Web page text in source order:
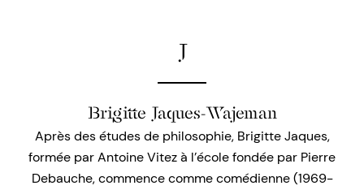
J
Brigitte Jaques-Wajeman
Après des études de philosophie, Brigitte Jaques,
formée par Antoine Vitez à l’école fondée par Pierre
Debauche, commence comme comédienne (1969-